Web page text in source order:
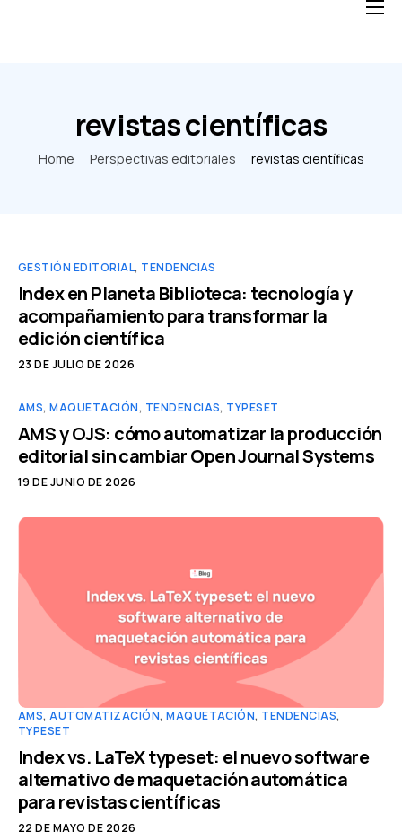
Nosotros
revistas científicas
Home Perspectivas editoriales revistas científicas
GESTIÓN EDITORIAL, TENDENCIAS
Index en Planeta Biblioteca: tecnología y
acompañamiento para transformar la
edición científica
23 DE JULIO DE 2026
AMS,MAQUETACIÓN, TENDENCIAS, TYPESET
AMS y OJS: cómo automatizar la producción
editorial sin cambiar Open Journal Systems
19 DE JUNIO DE 2026
AMS,AUTOMATIZACIÓN,MAQUETACIÓN, TENDENCIAS,
TYPESET
Index vs. LaTeX typeset: el nuevo software
alternativo de maquetación automática
para revistas científicas
22 DE MAYO DE 2026